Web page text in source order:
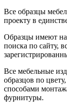
Все образцы
проекту в
Образцы имеют
поиска по сайту,
Все мебельные
образцов по
способами
фурнитуры.